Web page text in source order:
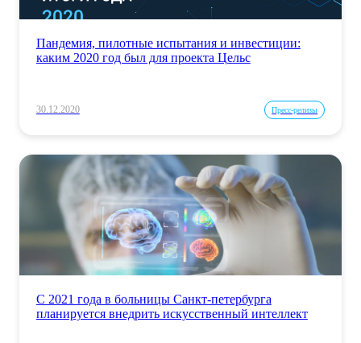
Пандемия, пилотные испытания и инвестиции:
каким 2020 год был для проекта Цельс
30.12.2020 Пресс-релизы
С 2021 года в больницы Санкт-петербурга
планируется внедрить искусственный интеллект